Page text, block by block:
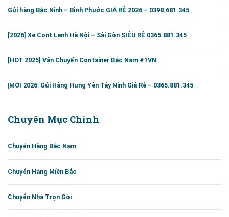
Gửi hàng Bắc Ninh – Bình Phước GIÁ RẺ 2026 – 0398.681.345
[2026] Xe Cont Lạnh Hà Nội – Sài Gòn SIÊU RẺ 0365.881.345
[HOT 2025] Vận Chuyển Container Bắc Nam #1VN
|MỚI 2026| Gửi Hàng Hưng Yên Tây Ninh Giá Rẻ – 0365.881.345
Chuyên Mục Chính
Chuyển Hàng Bắc Nam
Chuyển Hàng Miền Bắc
Chuyển Nhà Trọn Gói